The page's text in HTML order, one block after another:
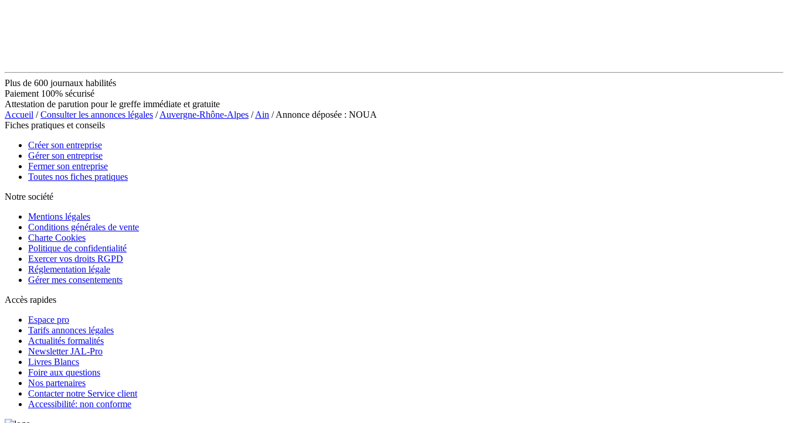
Plus de 600 journaux habilités
Paiement 100% sécurisé
Attestation de parution pour le greffe immédiate et gratuite
Accueil /Consulter les annonces légales /Auvergne-Rhône-Alpes /Ain / Annonce déposée : NOUA
Fiches pratiques et conseils
Créer son entreprise
Gérer son entreprise
Fermer son entreprise
Toutes nos fiches pratiques
Notre société
Mentions légales
Conditions générales de vente
Charte Cookies
Politique de confidentialité
Exercer vos droits RGPD
Réglementation légale
Gérer mes consentements
Accès rapides
Espace pro
Tarifs annonces légales
Actualités formalités
Newsletter JAL-Pro
Livres Blancs
Foire aux questions
Nos partenaires
Contacter notre Service client
Accessibilité: non conforme